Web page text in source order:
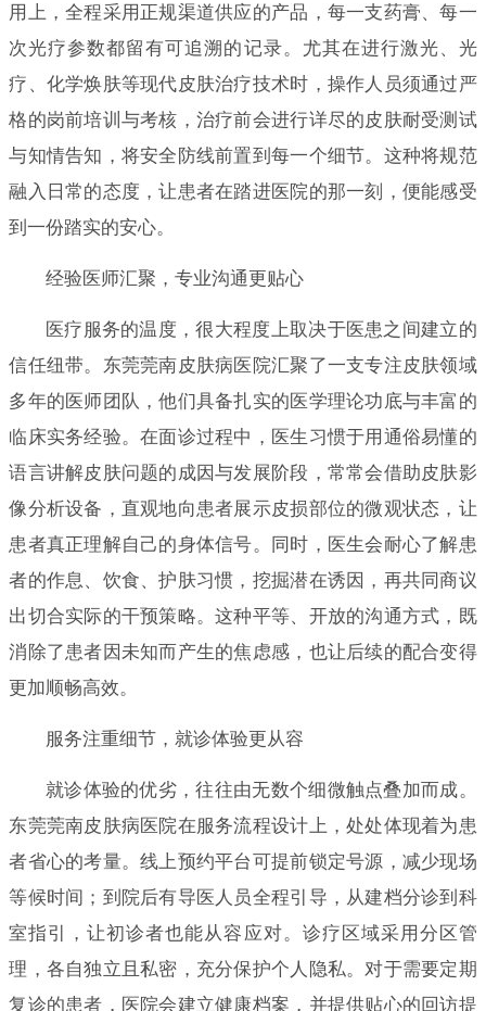
用上，全程采用正规渠道供应的产品，每一支药膏、每一
次光疗参数都留有可追溯的记录。尤其在进行激光、光
疗、化学焕肤等现代皮肤治疗技术时，操作人员须通过严
格的岗前培训与考核，治疗前会进行详尽的皮肤耐受测试
与知情告知，将安全防线前置到每一个细节。这种将规范
融入日常的态度，让患者在踏进医院的那一刻，便能感受
到一份踏实的安心。
经验医师汇聚，专业沟通更贴心
医疗服务的温度，很大程度上取决于医患之间建立的
信任纽带。东莞莞南皮肤病医院汇聚了一支专注皮肤领域
多年的医师团队，他们具备扎实的医学理论功底与丰富的
临床实务经验。在面诊过程中，医生习惯于用通俗易懂的
语言讲解皮肤问题的成因与发展阶段，常常会借助皮肤影
像分析设备，直观地向患者展示皮损部位的微观状态，让
患者真正理解自己的身体信号。同时，医生会耐心了解患
者的作息、饮食、护肤习惯，挖掘潜在诱因，再共同商议
出切合实际的干预策略。这种平等、开放的沟通方式，既
消除了患者因未知而产生的焦虑感，也让后续的配合变得
更加顺畅高效。
服务注重细节，就诊体验更从容
就诊体验的优劣，往往由无数个细微触点叠加而成。
东莞莞南皮肤病医院在服务流程设计上，处处体现着为患
者省心的考量。线上预约平台可提前锁定号源，减少现场
等候时间；到院后有导医人员全程引导，从建档分诊到科
室指引，让初诊者也能从容应对。诊疗区域采用分区管
理，各自独立且私密，充分保护个人隐私。对于需要定期
复诊的患者，医院会建立健康档案，并提供贴心的回访提